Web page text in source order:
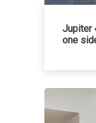
Jupiter
one